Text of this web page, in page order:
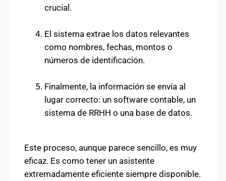
crucial.
El sistema extrae los datos relevantes
como nombres, fechas, montos o
números de identificación.
Finalmente, la información se envía al
lugar correcto: un software contable, un
sistema de RRHH o una base de datos.
Este proceso, aunque parece sencillo, es muy
eficaz. Es como tener un asistente
extremadamente eficiente siempre disponible.